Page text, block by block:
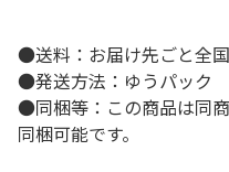
●送料：お届け先ごと全
●発送方法：ゆうパック
●同梱等：この商品は同
同梱可能です。